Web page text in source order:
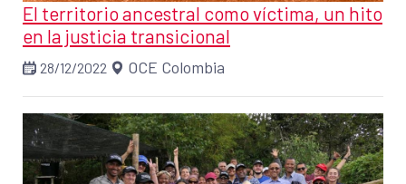
El territorio ancestral como víctima, un hito
en la justicia transicional
28/12/2022 OCE Colombia